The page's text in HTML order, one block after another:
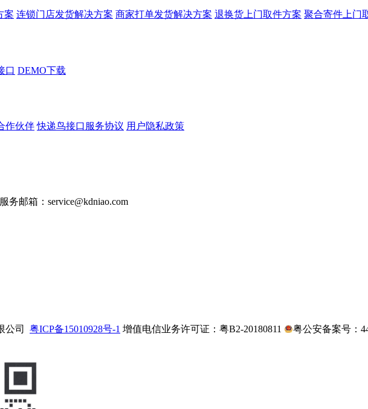
案 连锁门店发货解决方案 商家打单发货解决方案 退换货上门取件方案 聚合寄件上门
口 DEMO下载
作伙伴 快递鸟接口服务协议 用户隐私政策
服务邮箱： service@kdniao.com
公司 粤ICP备15010928号-1 增值电信业务许可证：粤B2-20180811 粤公安备案号：